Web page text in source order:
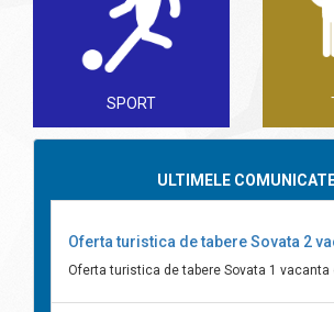
SPORT
ULTIMELE
Oferta turistica de tabere Sovata 2
Oferta turistica de tabere Sovata 1 vacanta